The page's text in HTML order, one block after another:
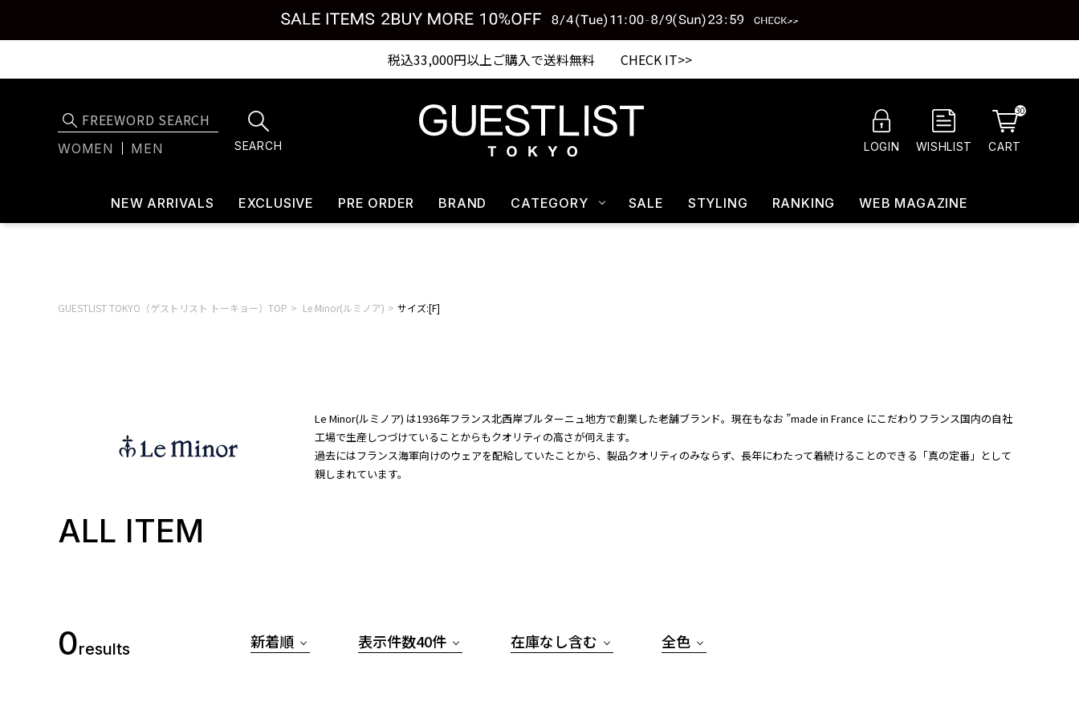
税込33,000円以上ご購入で送料無料 CHECK IT>>
WOMEN MEN SEARCH LOGIN WISHLIST CART
30
NEW ARRIVALS EXCLUSIVE PRE ORDER BRAND CATEGORY SALE STYLING RANKING WEB MAGAZINE
GUESTLIST TOKYO（ゲストリスト トーキョー）TOP Le Minor(ルミノア) サイズ:[F]
Le Minor(ルミノア) は1936年フランス北西岸ブルターニュ地方で創業した老舗ブランド。現在もなお ”made in France にこだわりフランス国内の自社
工場で生産しつづけていることからもクオリティの高さが伺えます。
過去にはフランス海軍向けのウェアを配給していたことから、製品クオリティのみならず、長年にわたって着続けることのできる「真の定番」として
親しまれています。
ALL ITEM
0results 新着順 表示件数40件 在庫なし含む 全色